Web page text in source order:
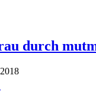
durch